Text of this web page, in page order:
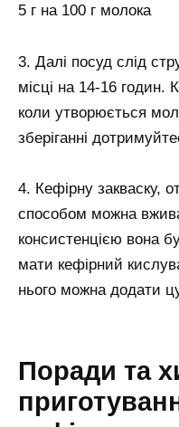
5 г на 100 г молока
3. Далі посуд слід
місці на 14-16 годин.
коли утворюється
зберіганні
4. Кефірну закваску,
способом можна
консистенцією вона
мати кефірний
нього можна додати
Поради та